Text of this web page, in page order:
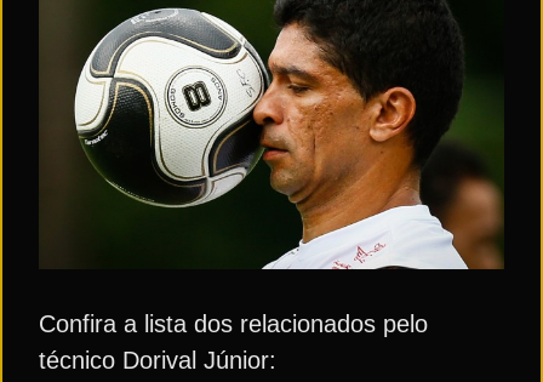
Confira a lista dos relacionados pelo
técnico Dorival Júnior: